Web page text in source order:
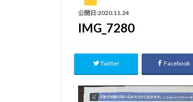
公開日:2020.11.24
IMG_7280
Twitter Facebook